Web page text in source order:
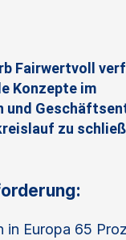
Fairwertvoll
Konzepte im
und
zu
in Europa 65